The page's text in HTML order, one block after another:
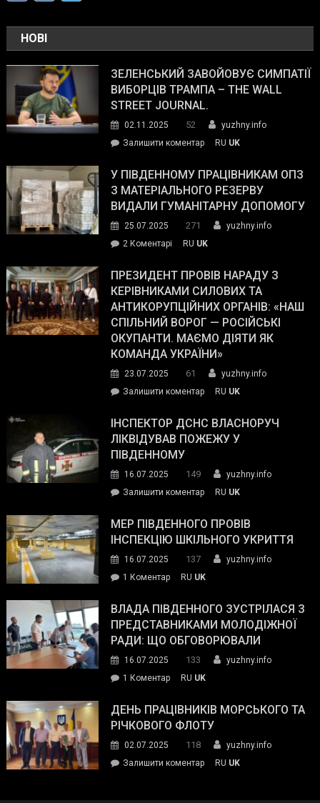
НОВІ
ЗЕЛЕНСЬКИЙ ЗАВОЙОВУЄ СИМПАТІЇ
ВИБОРЦІВ ТРАМПА – THE WALL
STREET JOURNAL.
02.11.2025 52
yuzhny.info
Залишити коментарon
завойовує
симпатії
виборців
The
Street
Journal.
RU UK
У ПІВДЕННОМУ ПРАЦІВНИКАМ ОПЗ
З МАТЕРІАЛЬНОГО РЕЗЕРВУ
ВИДАЛИ ГУМАНІТАРНУ ДОПОМОГУ
25.07.2025 271
yuzhny.info
2 Коментарі
Південному
працівникам
ОПЗ
з
матеріального
резерву
гуманітарну
допомогу
RU UK
ПРЕЗИДЕНТ ПРОВІВ НАРАДУ З
КЕРІВНИКАМИ СИЛОВИХ ТА
АНТИКОРУПЦІЙНИХ ОРГАНІВ: «НАШ
СПІЛЬНИЙ ВОРОГ — РОСІЙСЬКІ
ОКУПАНТИ. МАЄМО ДІЯТИ ЯК
КОМАНДА УКРАЇНИ»
23.07.2025 61
yuzhny.info
Залишити коментарon
провів
нараду
силових
та
органів:
«Наш
спільний
окупанти.
Маємо
діяти
команда
RU UK
ІНСПЕКТОР ДСНС ВЛАСНОРУЧ
ЛІКВІДУВАВ ПОЖЕЖУ У
ПІВДЕННОМУ
16.07.2025 149
yuzhny.info
Залишити коментарon
ДСНС
власноруч
пожежу
у
RU UK
МЕР ПІВДЕННОГО ПРОВІВ
ІНСПЕКЦІЮ ШКІЛЬНОГО УКРИТТЯ
16.07.2025 137
yuzhny.info
1 Коментардо
Південного
провів
інспекцію
укриття
RU UK
ВЛАДА ПІВДЕННОГО ЗУСТРІЛАСЯ З
ПРЕДСТАВНИКАМИ МОЛОДІЖНОЇ
РАДИ: ЩО ОБГОВОРЮВАЛИ
16.07.2025 133
yuzhny.info
1 Коментардо
Південного
зустрілася
представниками
молодіжної
RU UK
ДЕНЬ ПРАЦІВНИКІВ МОРСЬКОГО ТА
РІЧКОВОГО ФЛОТУ
02.07.2025 118
yuzhny.info
Залишити коментарon
RU UK